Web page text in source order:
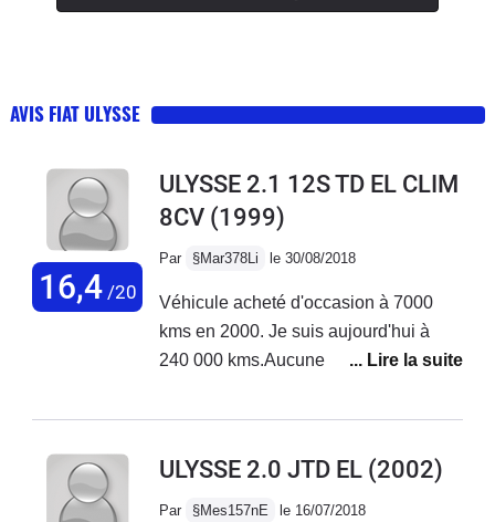
AVIS FIAT ULYSSE
16,4/20
ULYSSE 2.1 12S TD EL CLIM
8CV (1999)
Par §Mar378Li le 30/08/2018
Véhicule acheté d'occasion à 7000
kms en 2000. Je suis aujourd'hui à
240 000 kms.Aucune panne durant
courroie accessoire qui a cassé.J'ai
roulé près de 4 000 kms cet été sans
encombre.La consommation est
ULYSSE 2.0 JTD EL (2002)
Par §Mes157nE le 16/07/2018